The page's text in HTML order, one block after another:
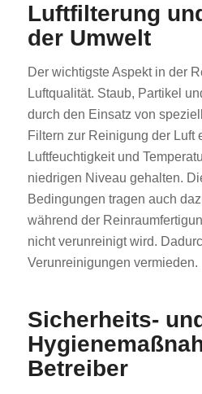
Luftfilterung
der Umwelt
Der wichtigste Aspekt in der
Luftqualität. Staub, Partikel
durch den Einsatz von
Filtern zur Reinigung der Luft
Luftfeuchtigkeit und
niedrigen Niveau gehalten.
Bedingungen tragen auch
während der
nicht verunreinigt wird.
Verunreinigungen vermieden.
Sicherheits-
Betreiber